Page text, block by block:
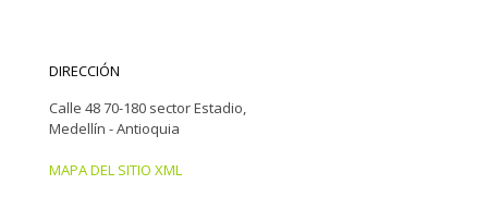
DIRECCIÓN
Calle 48 70-180 sector Estadio,
Medellín - Antioquia
MAPA DEL SITIO XML